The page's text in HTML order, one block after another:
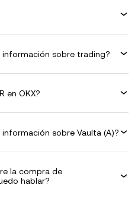
sobre trading?
en OKX?
sobre Vaulta (A)?
la compra de
hablar?